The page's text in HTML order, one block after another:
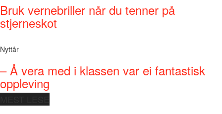
Bruk vernebriller når du tenner på
stjerneskot
Nyttår
– Å vera med i klassen var ei fantastisk
oppleving